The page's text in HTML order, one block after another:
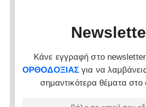
Κάνε εγγραφή στο
ΟΡΘΟΔΟΞΙΑΣ για να
σημαντικότερα θέματα